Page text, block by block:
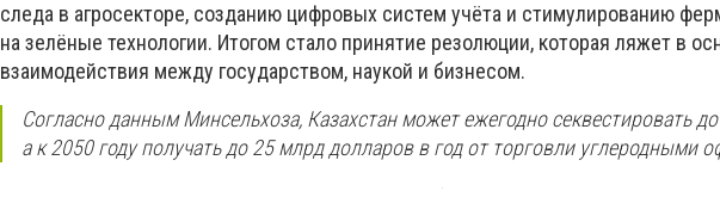
следа в агросекторе, созданию цифровых систем учёта и стимулированию
на зелёные технологии. Итогом стало принятие резолюции, которая ляжет в
взаимодействия между государством, наукой и бизнесом.
Согласно данным Минсельхоза, Казахстан может ежегодно секвестировать
а к 2050 году получать до 25 млрд долларов в год от торговли углеродными